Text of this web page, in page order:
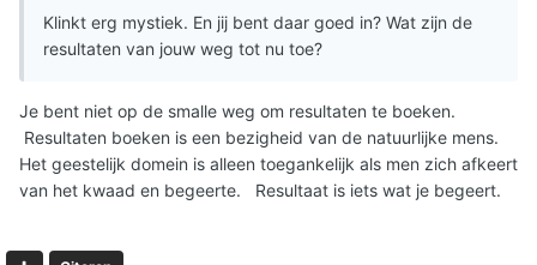
Klinkt erg mystiek. En jij bent daar goed in? Wat zijn de
resultaten van jouw weg tot nu toe?
Je bent niet op de smalle weg om resultaten te boeken.
Resultaten boeken is een bezigheid van de natuurlijke mens.
Het geestelijk domein is alleen toegankelijk als men zich afkeert
van het kwaad en begeerte. Resultaat is iets wat je begeert.